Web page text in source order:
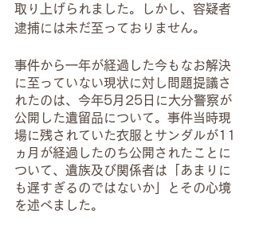
取り上げられました。しかし、容疑者
逮捕には未だ至っておりません。
事件から一年が経過した今もなお解決
に至っていない現状に対し問題提議さ
れたのは、今年5月25日に大分警察が
公開した遺留品について。事件当時現
場に残されていた衣服とサンダルが11
ヵ月が経過したのち公開されたことに
ついて、遺族及び関係者は「あまりに
も遅すぎるのではないか」とその心境
を述べました。